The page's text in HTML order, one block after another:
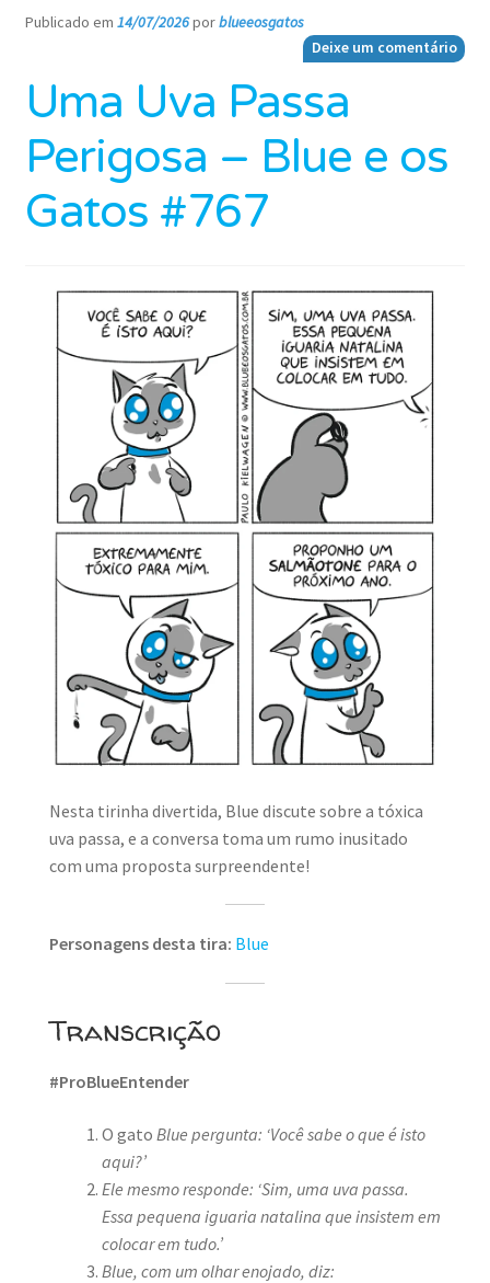
Publicado em 14/07/2026porblueeosgatos
Deixe um comentário
Uma Uva Passa
Perigosa – Blue e os
Gatos #767
Nesta tirinha divertida, Blue discute sobre a tóxica
uva passa, e a conversa toma um rumo inusitado
com uma proposta surpreendente!
Personagens desta tira: Blue
Transcrição
#ProBlueEntender
O gato Blue pergunta: ‘Você sabe o que é isto
aqui?’
Ele mesmo responde: ‘Sim, uma uva passa.
Essa pequena iguaria natalina que insistem em
colocar em tudo.’
Blue, com um olhar enojado, diz: